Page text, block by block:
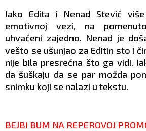
Iako Edita i Nenad Stević
emotivnoj vezi, na
uhvaćeni zajedno. Nenad je
vešto se ušunjao za Editin sto i
nije bila presrećna što ga vidi.
da šuškaju da se par možda
snimku koji se nalazi u tekstu.
BEJBI BUM NA REPEROVOJ